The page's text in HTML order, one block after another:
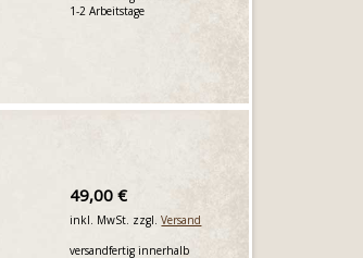
1-2 Arbeitstage
49,00 €
inkl. MwSt. zzgl.Versand
versandfertig innerhalb